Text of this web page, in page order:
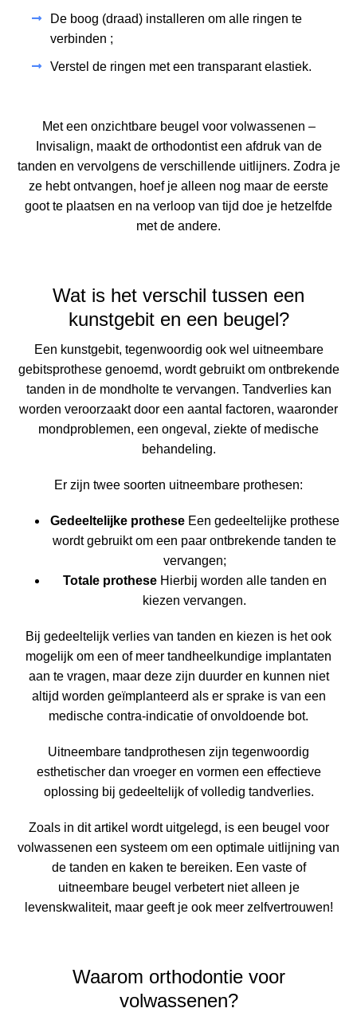
De boog (draad) installeren om alle ringen te
verbinden ;
Verstel de ringen met een transparant elastiek.
Met een onzichtbare beugel voor volwassenen –
Invisalign, maakt de orthodontist een afdruk van de
tanden en vervolgens de verschillende uitlijners. Zodra je
ze hebt ontvangen, hoef je alleen nog maar de eerste
goot te plaatsen en na verloop van tijd doe je hetzelfde
met de andere.
Wat is het verschil tussen een
kunstgebit en een beugel?
Een kunstgebit, tegenwoordig ook wel uitneembare
gebitsprothese genoemd, wordt gebruikt om ontbrekende
tanden in de mondholte te vervangen. Tandverlies kan
worden veroorzaakt door een aantal factoren, waaronder
mondproblemen, een ongeval, ziekte of medische
behandeling.
Er zijn twee soorten uitneembare prothesen:
Gedeeltelijke protheseEen gedeeltelijke prothese
wordt gebruikt om een paar ontbrekende tanden te
vervangen;
Totale prothese Hierbij worden alle tanden en
kiezen vervangen.
Bij gedeeltelijk verlies van tanden en kiezen is het ook
mogelijk om een of meer tandheelkundige implantaten
aan te vragen, maar deze zijn duurder en kunnen niet
altijd worden geïmplanteerd als er sprake is van een
medische contra-indicatie of onvoldoende bot.
Uitneembare tandprothesen zijn tegenwoordig
esthetischer dan vroeger en vormen een effectieve
oplossing bij gedeeltelijk of volledig tandverlies.
Zoals in dit artikel wordt uitgelegd, is een beugel voor
volwassenen een systeem om een optimale uitlijning van
de tanden en kaken te bereiken. Een vaste of
uitneembare beugel verbetert niet alleen je
levenskwaliteit, maar geeft je ook meer zelfvertrouwen!
Waarom orthodontie voor
volwassenen?